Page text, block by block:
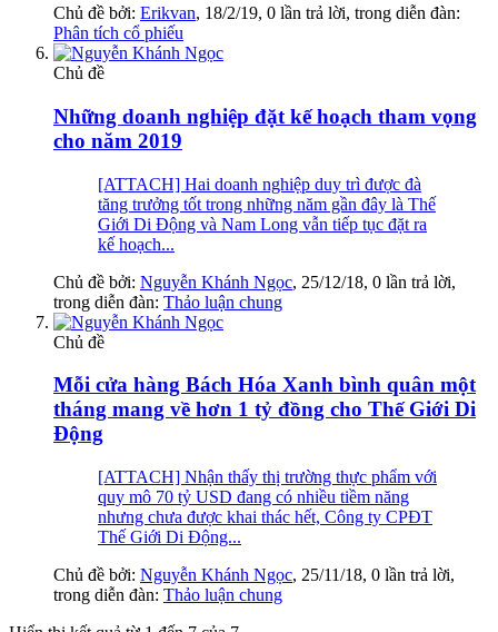
Chủ đề bởi: Erikvan, 18/2/19, 0 lần trả lời, trong diễn đàn:
Phân tích cổ phiếu
Chủ đề
Những doanh nghiệp đặt kế hoạch tham vọng
cho năm 2019
[ATTACH] Hai doanh nghiệp duy trì được đà
tăng trưởng tốt trong những năm gần đây là Thế
Giới Di Động và Nam Long vẫn tiếp tục đặt ra
kế hoạch...
Chủ đề bởi: Nguyễn Khánh Ngọc, 25/12/18, 0 lần trả lời,
trong diễn đàn: Thảo luận chung
Chủ đề
Mỗi cửa hàng Bách Hóa Xanh bình quân một
tháng mang về hơn 1 tỷ đồng cho Thế Giới Di
Động
[ATTACH] Nhận thấy thị trường thực phẩm với
quy mô 70 tỷ USD đang có nhiều tiềm năng
nhưng chưa được khai thác hết, Công ty CPĐT
Thế Giới Di Động...
Chủ đề bởi: Nguyễn Khánh Ngọc, 25/11/18, 0 lần trả lời,
trong diễn đàn: Thảo luận chung